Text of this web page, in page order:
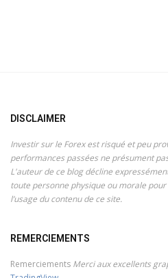
DISCLAIMER
Investir sur le Forex est risqué et peu
performances passées ne présument
L'auteur de ce blog décline
toute personne physique ou morale
l’usage du contenu de ce site.
REMERCIEMENTS
Remerciements Merci aux excellents